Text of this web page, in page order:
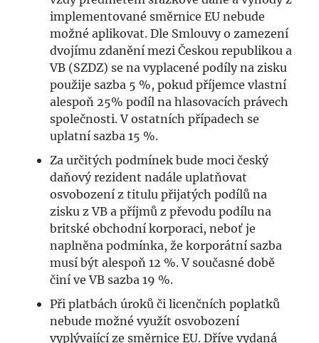
implementované směrnice EU nebude
možné aplikovat. Dle Smlouvy o zamezení
dvojímu zdanění mezi Českou republikou a
VB (SZDZ) se na vyplacené podíly na zisku
použije sazba 5 %, pokud příjemce vlastní
alespoň 25% podíl na hlasovacích právech
společnosti. V ostatních případech se
uplatní sazba 15 %.
Za určitých podmínek bude moci český
daňový rezident nadále uplatňovat
osvobození z titulu přijatých podílů na
zisku z VB a příjmů z převodu podílu na
britské obchodní korporaci, neboť je
naplněna podmínka, že korporátní sazba
musí být alespoň 12 %. V současné době
činí ve VB sazba 19 %.
Při platbách úroků či licenčních poplatků
nebude možné využít osvobození
vyplývající ze směrnice EU. Dříve vydaná